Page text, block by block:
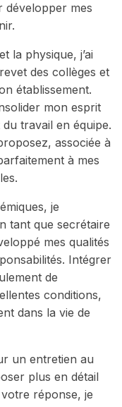
développer mes
la physique, j’ai
des collèges et
établissement.
mon esprit
travail en équipe.
associée à
à mes
je
tant que secrétaire
mes qualités
Intégrer
de
conditions,
dans la vie de
un entretien au
plus en détail
votre réponse, je